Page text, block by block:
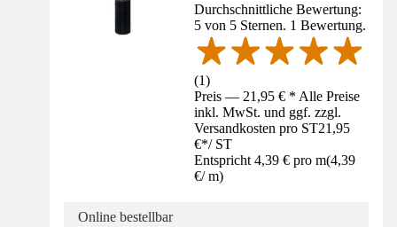
Durchschnittliche Bewertung:
5 von 5 Sternen. 1 Bewertung.
(1)
Preis — 21,95 € * Alle Preise
inkl. MwSt. und ggf. zzgl.
Versandkosten pro ST21,95
€*/ ST
Entspricht 4,39 € pro m(4,39
€/ m)
Online bestellbar